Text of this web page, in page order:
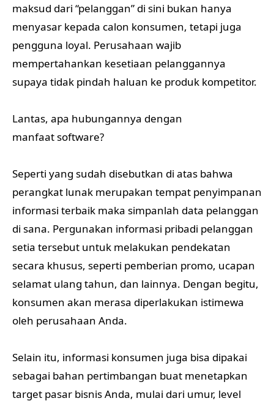
maksud dari “pelanggan” di sini bukan hanya
menyasar kepada calon konsumen, tetapi juga
pengguna loyal. Perusahaan wajib
mempertahankan kesetiaan pelanggannya
supaya tidak pindah haluan ke produk kompetitor.
Lantas, apa hubungannya dengan
manfaat software?
Seperti yang sudah disebutkan di atas bahwa
perangkat lunak merupakan tempat penyimpanan
informasi terbaik maka simpanlah data pelanggan
di sana. Pergunakan informasi pribadi pelanggan
setia tersebut untuk melakukan pendekatan
secara khusus, seperti pemberian promo, ucapan
selamat ulang tahun, dan lainnya. Dengan begitu,
konsumen akan merasa diperlakukan istimewa
oleh perusahaan Anda.
Selain itu, informasi konsumen juga bisa dipakai
sebagai bahan pertimbangan buat menetapkan
target pasar bisnis Anda, mulai dari umur, level